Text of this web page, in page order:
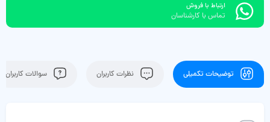
ارتباط با فروش
تماس با کارشناسان
توضیحات تکمیلی نظرات کاربران سوالات کاربران